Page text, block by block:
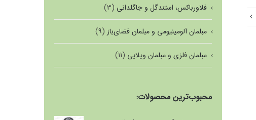
فلاورباکس، استندگل و جاگلدانی (3)
مبلمان آلومینیومی و مبلمان فضای‌باز (9)
مبلمان فلزی و مبلمان ویلایی (11)
محبوب‌ترین محصولات: